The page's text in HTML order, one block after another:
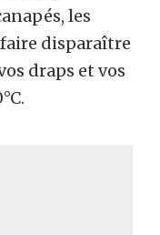
les
disparaître
draps et vos